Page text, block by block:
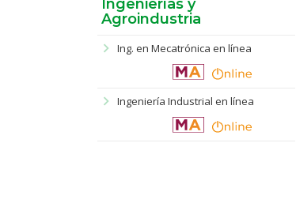
Ingenierías y
Agroindustria
chevron_right
Ing. en Mecatrónica en línea
chevron_right Ingeniería Industrial en línea